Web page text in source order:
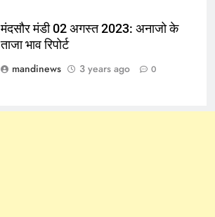
मंदसौर मंडी 02 अगस्त 2023: अनाजो के
ताजा भाव रिपोर्ट
mandinews
3 years ago 0